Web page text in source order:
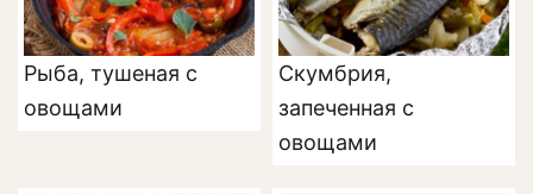
Рыба, тушеная с
овощами
Скумбрия,
запеченная с
овощами